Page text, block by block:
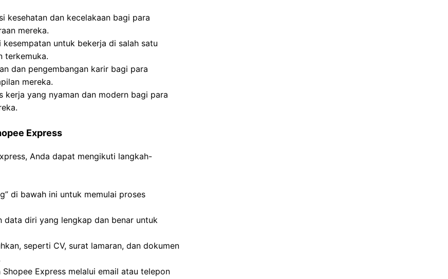
kesehatan dan kecelakaan bagi para
mereka.
untuk bekerja di salah satu
terkemuka.
dan pengembangan karir bagi para
mereka.
kerja yang nyaman dan modern bagi para
Express
Anda dapat mengikuti langkah-
di bawah ini untuk memulai proses
diri yang lengkap dan benar untuk
seperti CV, surat lamaran, dan dokumen
Express melalui email atau telepon